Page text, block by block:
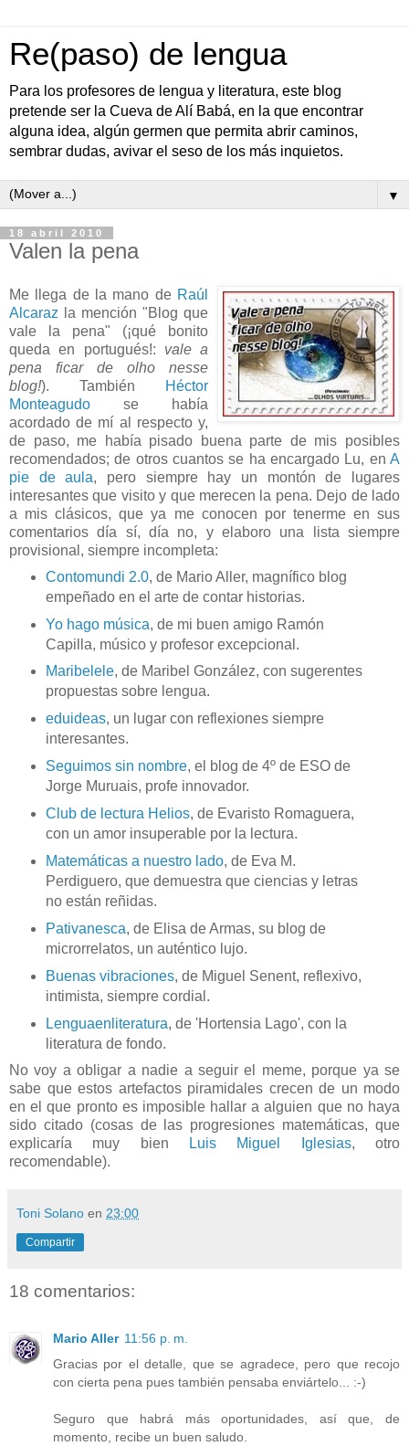
Re(paso) de lengua
Para los profesores de lengua y literatura, este blog
pretende ser la Cueva de Alí Babá, en la que encontrar
alguna idea, algún germen que permita abrir caminos,
sembrar dudas, avivar el seso de los más inquietos.
▼
18 abril 2010
Valen la pena
Me llega de la mano de Raúl
Alcaraz la mención "Blog que
vale la pena" (¡qué bonito
queda en portugués!: vale a
pena ficar de olho nesse
blog!). También
Héctor
Monteagudo se había
acordado de mí al respecto y,
de paso, me había pisado buena parte de mis posibles
recomendados; de otros cuantos se ha encargado Lu, en A
pie de aula, pero siempre hay un montón de lugares
interesantes que visito y que merecen la pena. Dejo de lado
a mis clásicos, que ya me conocen por tenerme en sus
comentarios día sí, día no, y elaboro una lista siempre
provisional, siempre incompleta:
Contomundi 2.0, de Mario Aller, magnífico blog
empeñado en el arte de contar historias.
Yo hago música, de mi buen amigo Ramón
Capilla, músico y profesor excepcional.
Maribelele, de Maribel González, con sugerentes
propuestas sobre lengua.
eduideas, un lugar con reflexiones siempre
interesantes.
Seguimos sin nombre, el blog de 4º de ESO de
Jorge Muruais, profe innovador.
Club de lectura Helios, de Evaristo Romaguera,
con un amor insuperable por la lectura.
Matemáticas a nuestro lado, de Eva M.
Perdiguero, que demuestra que ciencias y letras
no están reñidas.
Pativanesca, de Elisa de Armas, su blog de
microrrelatos, un auténtico lujo.
Buenas vibraciones, de Miguel Senent, reflexivo,
intimista, siempre cordial.
Lenguaenliteratura, de 'Hortensia Lago', con la
literatura de fondo.
No voy a obligar a nadie a seguir el meme, porque ya se
sabe que estos artefactos piramidales crecen de un modo
en el que pronto es imposible hallar a alguien que no haya
sido citado (cosas de las progresiones matemáticas, que
explicaría muy bien
Luis Miguel Iglesias, otro
recomendable).
Toni Solano en 23:00
Compartir
18 comentarios:
Mario Aller 11:56 p. m.
Gracias por el detalle, que se agradece, pero que recojo
con cierta pena pues también pensaba enviártelo... :-)
Seguro que habrá más oportunidades, así que, de
momento, recibe un buen saludo.